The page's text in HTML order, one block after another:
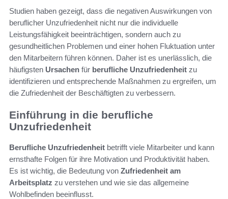
Studien haben gezeigt, dass die negativen Auswirkungen von
beruflicher Unzufriedenheit nicht nur die individuelle
Leistungsfähigkeit beeinträchtigen, sondern auch zu
gesundheitlichen Problemen und einer hohen Fluktuation unter
den Mitarbeitern führen können. Daher ist es unerlässlich, die
häufigsten Ursachen für berufliche Unzufriedenheit zu
identifizieren und entsprechende Maßnahmen zu ergreifen, um
die Zufriedenheit der Beschäftigten zu verbessern.
Einführung in die berufliche
Unzufriedenheit
Berufliche Unzufriedenheit betrifft viele Mitarbeiter und kann
ernsthafte Folgen für ihre Motivation und Produktivität haben.
Es ist wichtig, die Bedeutung von Zufriedenheit am
Arbeitsplatz zu verstehen und wie sie das allgemeine
Wohlbefinden beeinflusst.